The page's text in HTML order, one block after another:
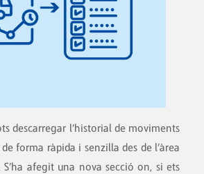
descarregar l’historial de moviments
forma ràpida i senzilla des de l’àrea
S’ha afegit una nova secció on, si ets